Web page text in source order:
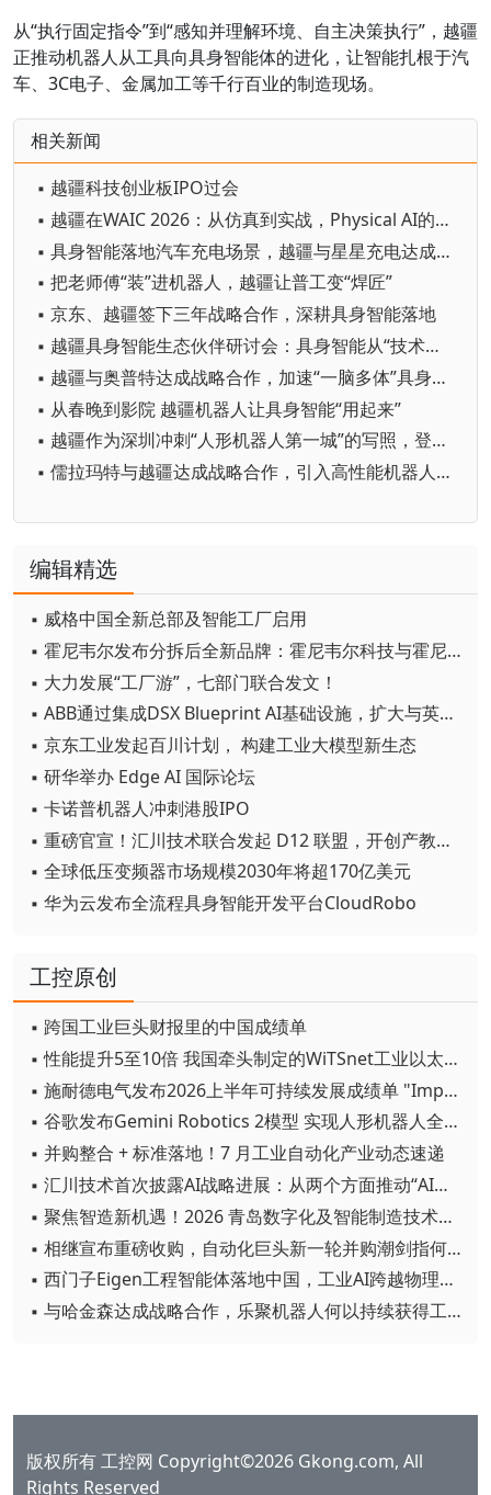
从“执行固定指令”到“感知并理解环境、自主决策执行”，越疆
正推动机器人从工具向具身智能体的进化，让智能扎根于汽
车、3C电子、金属加工等千行百业的制造现场。
相关新闻
▪ 越疆科技创业板IPO过会
▪ 越疆在WAIC 2026：从仿真到实战，Physical AI的进化时刻
▪ 具身智能落地汽车充电场景，越疆与星星充电达成战略合作
▪ 把老师傅“装”进机器人，越疆让普工变“焊匠”
▪ 京东、越疆签下三年战略合作，深耕具身智能落地
▪ 越疆具身智能生态伙伴研讨会：具身智能从“技术可行”走向“产业可用”
▪ 越疆与奥普特达成战略合作，加速“一脑多体”具身工业解决方案应用
▪ 从春晚到影院 越疆机器人让具身智能“用起来”
▪ 越疆作为深圳冲刺“人形机器人第一城”的写照，登上《人民日报》
▪ 儒拉玛特与越疆达成战略合作，引入高性能机器人，共推具身智能产业应用
编辑精选
▪ 威格中国全新总部及智能工厂启用
▪ 霍尼韦尔发布分拆后全新品牌：霍尼韦尔科技与霍尼韦尔航空航天
▪ 大力发展“工厂游”，七部门联合发文！
▪ ABB通过集成DSX Blueprint AI基础设施，扩大与英伟达的合作
▪ 京东工业发起百川计划， 构建工业大模型新生态
▪ 研华举办 Edge AI 国际论坛
▪ 卡诺普机器人冲刺港股IPO
▪ 重磅官宣！汇川技术联合发起 D12 联盟，开创产教融合新范式
▪ 全球低压变频器市场规模2030年将超170亿美元
▪ 华为云发布全流程具身智能开发平台CloudRobo
工控原创
▪ 跨国工业巨头财报里的中国成绩单
▪ 性能提升5至10倍 我国牵头制定的WiTSnet工业以太网国际标准正式发布
▪ 施耐德电气发布2026上半年可持续发展成绩单 "Impact 2030"路线图开局稳健
▪ 谷歌发布Gemini Robotics 2模型 实现人形机器人全身智能控制突破
▪ 并购整合 + 标准落地！7 月工业自动化产业动态速递
▪ 汇川技术首次披露AI战略进展：从两个方面推动“AI业务化”落地
▪ 聚焦智造新机遇！2026 青岛数字化及智能制造技术论坛圆满落幕
▪ 相继宣布重磅收购，自动化巨头新一轮并购潮剑指何方？
▪ 西门子Eigen工程智能体落地中国，工业AI跨越物理世界“确定性”拐点
▪ 与哈金森达成战略合作，乐聚机器人何以持续获得工业巨头青睐？
版权所有 工控网 Copyright©2026 Gkong.com, All
Rights Reserved